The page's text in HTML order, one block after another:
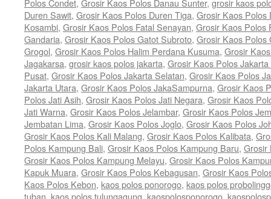
Polos Condet, Grosir Kaos Polos Danau Sunter, grosir kaos
Duren Sawit, Grosir Kaos Polos Duren Tiga, Grosir Kaos Polos
Kosambi, Grosir Kaos Polos Fatal Senayan, Grosir Kaos Polos
Gandaria, Grosir Kaos Polos Gatot Subroto, Grosir Kaos Polos
Grogol, Grosir Kaos Polos Halim Perdana Kusuma, Grosir
Jagakarsa, grosir kaos polos jakarta, Grosir Kaos Polos
Pusat, Grosir Kaos Polos Jakarta Selatan, Grosir Kaos Polos
Jakarta Utara, Grosir Kaos Polos JakaSampurna, Grosir Kaos
Polos Jati Asih, Grosir Kaos Polos Jati Negara, Grosir Kaos
Jati Warna, Grosir Kaos Polos Jelambar, Grosir Kaos Polos
Jembatan Lima, Grosir Kaos Polos Joglo, Grosir Kaos Polos
Grosir Kaos Polos Kali Malang, Grosir Kaos Polos Kalibata,
Polos Kampung Bali, Grosir Kaos Polos Kampung Baru, Grosir
Grosir Kaos Polos Kampung Melayu, Grosir Kaos Polos
Kapuk Muara, Grosir Kaos Polos Kebagusan, Grosir Kaos
Kaos Polos Kebon, kaos polos ponorogo, kaos polos
tuban, kaos polos tulungagung, kaospolosponorogo,